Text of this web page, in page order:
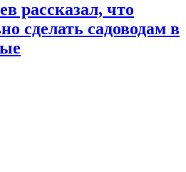
рассказал, что
сделать садоводам в